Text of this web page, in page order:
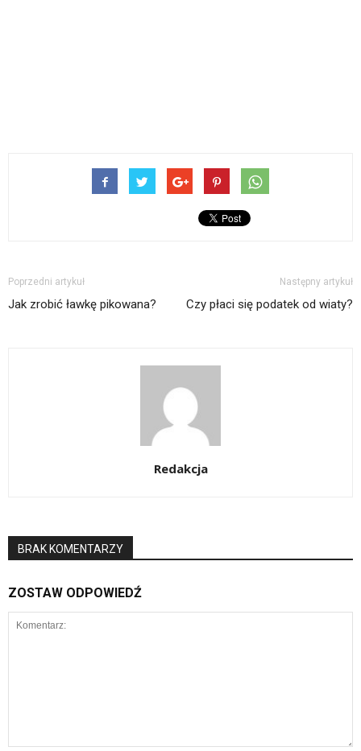
Poprzedni artykuł
Jak zrobić ławkę pikowana?
Następny artykuł
Czy płaci się podatek od wiaty?
Redakcja
BRAK KOMENTARZY
ZOSTAW ODPOWIEDŹ